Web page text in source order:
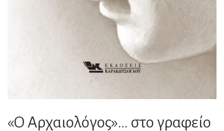
«Ο Αρχαιολόγος»… στο γραφείο